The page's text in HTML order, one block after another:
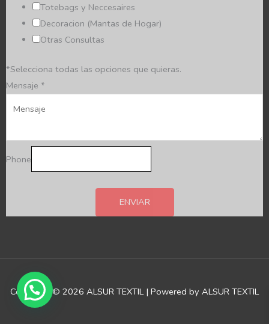
Totebags y Neccesaires
Decoracion (Mantas de Hogar)
Otras Consultas
*Selecciona todas las opciones que quieras.
Mensaje *
Phone
ENVIAR
Copyright © 2026 ALSUR TEXTIL | Powered by ALSUR TEXTIL